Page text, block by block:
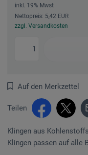
inkl. 19% Mwst
Nettopreis: 5,42 EUR
zzgl. Versandkosten
Auf den Merkzettel
Teilen
Klingen aus
Klingen passen auf alle